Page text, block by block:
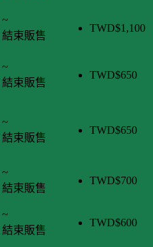
~
結束販售
TWD$1,100
~
結束販售
TWD$650
~
結束販售
TWD$650
~
結束販售
TWD$700
~
結束販售
TWD$600